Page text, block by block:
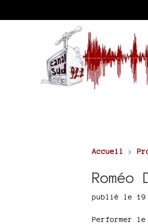
Accueil >
publié le 19
Performer